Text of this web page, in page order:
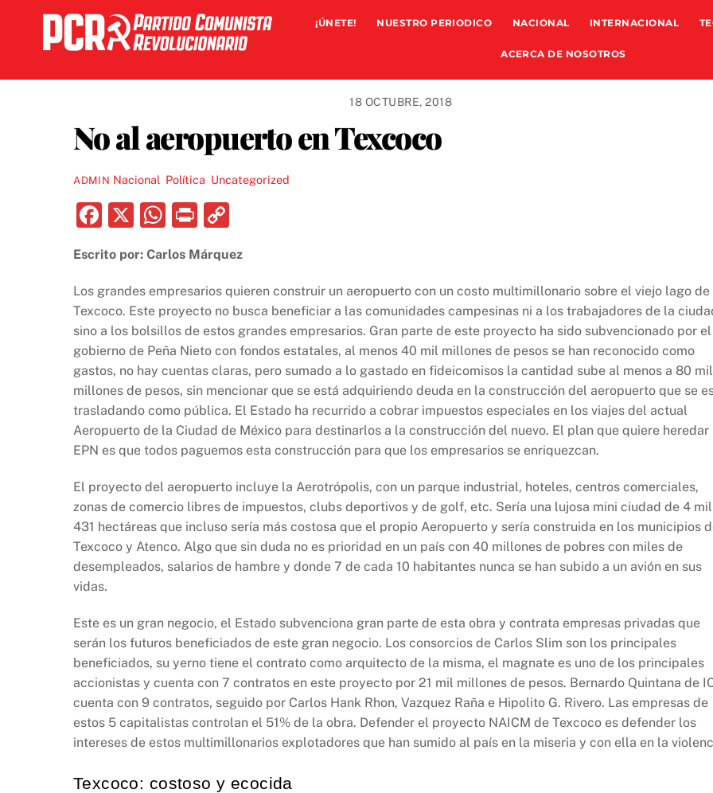
content
¡ÚNETE! NUESTRO PERIODICO NACIONAL INTERNACIONAL
ACERCA DE NOSOTROS
18 OCTUBRE, 2018
No al aeropuerto en Texcoco
ADMIN Nacional Política Uncategorized
F
c
e
b
o
o
k
X
W
at
s
A
p
p
P
nt p
y
Li
n
k
Escrito por: Carlos Márquez
Los grandes empresarios quieren construir un aeropuerto con un costo multimillonario sobre el viejo lago de
Texcoco. Este proyecto no busca beneficiar a las comunidades campesinas ni a los trabajadores de la
sino a los bolsillos de estos grandes empresarios. Gran parte de este proyecto ha sido subvencionado por el
gobierno de Peña Nieto con fondos estatales, al menos 40 mil millones de pesos se han reconocido como
gastos, no hay cuentas claras, pero sumado a lo gastado en fideicomisos la cantidad sube al menos a 80 mil
millones de pesos, sin mencionar que se está adquiriendo deuda en la construcción del aeropuerto que se
trasladando como pública. El Estado ha recurrido a cobrar impuestos especiales en los viajes del actual
Aeropuerto de la Ciudad de México para destinarlos a la construcción del nuevo. El plan que quiere heredar
EPN es que todos paguemos esta construcción para que los empresarios se enriquezcan.
El proyecto del aeropuerto incluye la Aerotrópolis, con un parque industrial, hoteles, centros comerciales,
zonas de comercio libres de impuestos, clubs deportivos y de golf, etc. Sería una lujosa mini ciudad de 4 mil
431 hectáreas que incluso sería más costosa que el propio Aeropuerto y sería construida en los municipios
Texcoco y Atenco. Algo que sin duda no es prioridad en un país con 40 millones de pobres con miles de
desempleados, salarios de hambre y donde 7 de cada 10 habitantes nunca se han subido a un avión en sus
vidas.
Este es un gran negocio, el Estado subvenciona gran parte de esta obra y contrata empresas privadas que
serán los futuros beneficiados de este gran negocio. Los consorcios de Carlos Slim son los principales
beneficiados, su yerno tiene el contrato como arquitecto de la misma, el magnate es uno de los principales
accionistas y cuenta con 7 contratos en este proyecto por 21 mil millones de pesos. Bernardo Quintana de
cuenta con 9 contratos, seguido por Carlos Hank Rhon, Vazquez Raña e Hipolito G. Rivero. Las empresas de
estos 5 capitalistas controlan el 51% de la obra. Defender el proyecto NAICM de Texcoco es defender los
intereses de estos multimillonarios explotadores que han sumido al país en la miseria y con ella en la
Texcoco: costoso y ecocida